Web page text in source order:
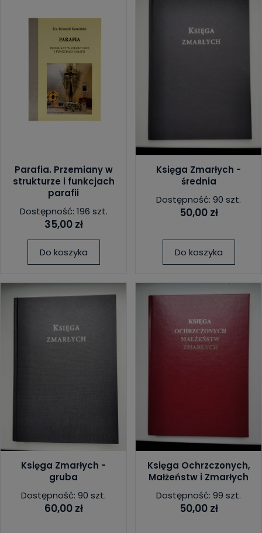
Parafia. Przemiany w
strukturze i funkcjach
parafii
Dostępność: 196 szt.
35,00 zł
Do koszyka
Księga Zmarłych -
średnia
Dostępność: 90 szt.
50,00 zł
Do koszyka
Księga Zmarłych -
gruba
Dostępność: 90 szt.
60,00 zł
Księga Ochrzczonych,
Małżeństw i Zmarłych
Dostępność: 99 szt.
50,00 zł